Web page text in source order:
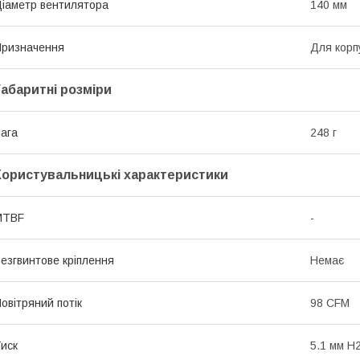
вентилятора 140 мм
Для
розміри
248 г
характеристики
-
кріплення Немає
потік 98 CFM
5.1 мм